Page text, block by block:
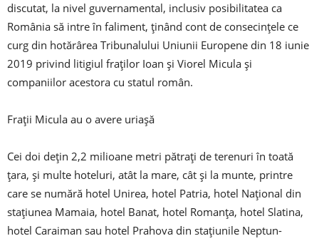
discutat, la nivel guvernamental, inclusiv posibilitatea ca
România să intre în faliment, ţinând cont de consecinţele ce
curg din hotărârea Tribunalului Uniunii Europene din 18 iunie
2019 privind litigiul fraţilor Ioan şi Viorel Micula şi
companiilor acestora cu statul român.
Frații Micula au o avere uriașă
Cei doi dețin 2,2 milioane metri pătrați de terenuri în toată
țara, și multe hoteluri, atât la mare, cât și la munte, printre
care se numără hotel Unirea, hotel Patria, hotel Național din
stațiunea Mamaia, hotel Banat, hotel Romanța, hotel Slatina,
hotel Caraiman sau hotel Prahova din stațiunile Neptun-